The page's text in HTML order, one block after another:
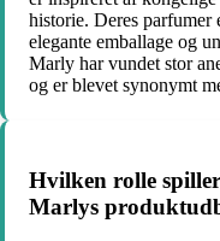
historie. Deres parfumer
elegante emballage og
Marly har vundet stor
og er blevet synonymt
Hvilken rolle
Marlys